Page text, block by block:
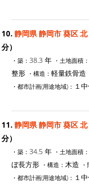
10. 静岡県 静岡市 葵区 北
分）
・築： 38.3 年 ・土地面積：
整形 ・構造： 軽量鉄骨造
・都市計画(用途地域)： １
11. 静岡県 静岡市 葵区 北
分）
・築： 34.5 年 ・土地面積：
ぼ長方形 ・構造： 木造
・都市計画(用途地域)： １